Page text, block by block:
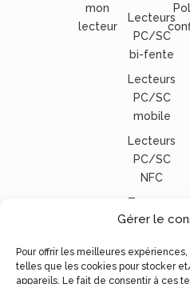
Gérer le
Pour offrir les meilleures
telles que les cookies pour stocker
appareils. Le fait de consentir à ces
mon
lecteur
Lecteurs
PC/SC
bi-fente
Lecteurs
PC/SC
mobile
Lecteurs
PC/SC
NFC
Tous nos
lecteurs
vitale